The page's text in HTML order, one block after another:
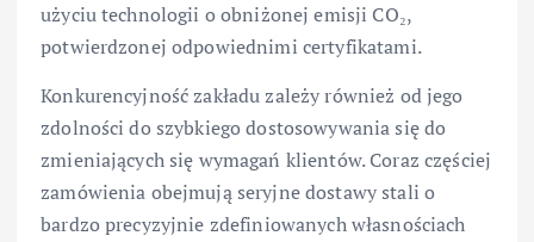
użyciu technologii o obniżonej emisji CO₂,
potwierdzonej odpowiednimi certyfikatami.
Konkurencyjność zakładu zależy również od jego
zdolności do szybkiego dostosowywania się do
zmieniających się wymagań klientów. Coraz częściej
zamówienia obejmują seryjne dostawy stali o
bardzo precyzyjnie zdefiniowanych własnościach